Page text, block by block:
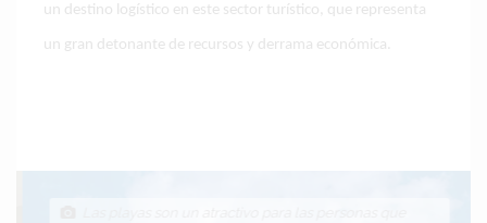
un destino logístico en este sector turístico, que representa
un gran detonante de recursos y derrama económica.